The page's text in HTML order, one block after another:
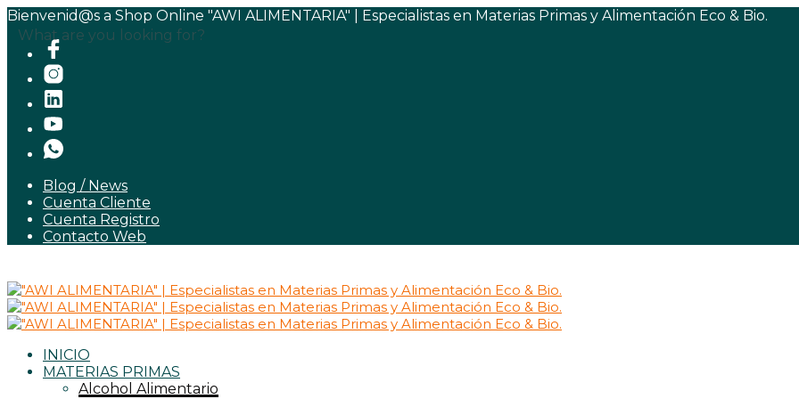
Bienvenid@s a Shop Online "AWI ALIMENTARIA" | Especialistas en Materias Primas y Alimentación Eco & Bio.
Blog / News
Cuenta Cliente
Cuenta Registro
Contacto Web
INICIO
MATERIAS PRIMAS
Alcohol Alimentario
What are you looking for?